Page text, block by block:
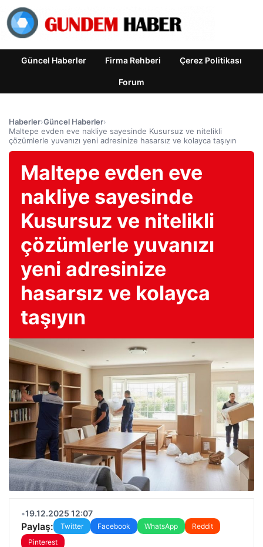
Güncel Haberler Firma Rehberi Çerez Politikası
Forum
Haberler›Güncel Haberler›
Maltepe evden eve nakliye sayesinde Kusursuz ve nitelikli
çözümlerle yuvanızı yeni adresinize hasarsız ve kolayca taşıyın
Maltepe evden eve
nakliye sayesinde
Kusursuz ve nitelikli
çözümlerle yuvanızı
yeni adresinize
hasarsız ve kolayca
taşıyın
•19.12.2025 12:07
Paylaş: Twitter Facebook WhatsApp
Reddit
Pinterest